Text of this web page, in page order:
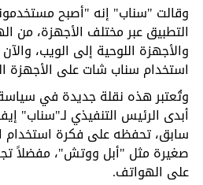
وقالت "سناب" إنه "أصبح
التطبيق عبر مختلف الأجهزة، من
والأجهزة اللوحية إلى الويب،
استخدام سناب شات على الأجهزة
وتُعتبر هذه نقلة جديدة في
أبدى الرئيس التنفيذي لـ"سناب"
سابق، تحفظه على فكرة استخدام
صغيرة مثل "أبل ووتش"، مفضلاً
على الهواتف.